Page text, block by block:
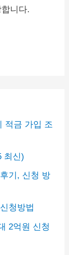
니다.
적금 가입 조
최신)
기, 신청 방
청방법
2억원 신청